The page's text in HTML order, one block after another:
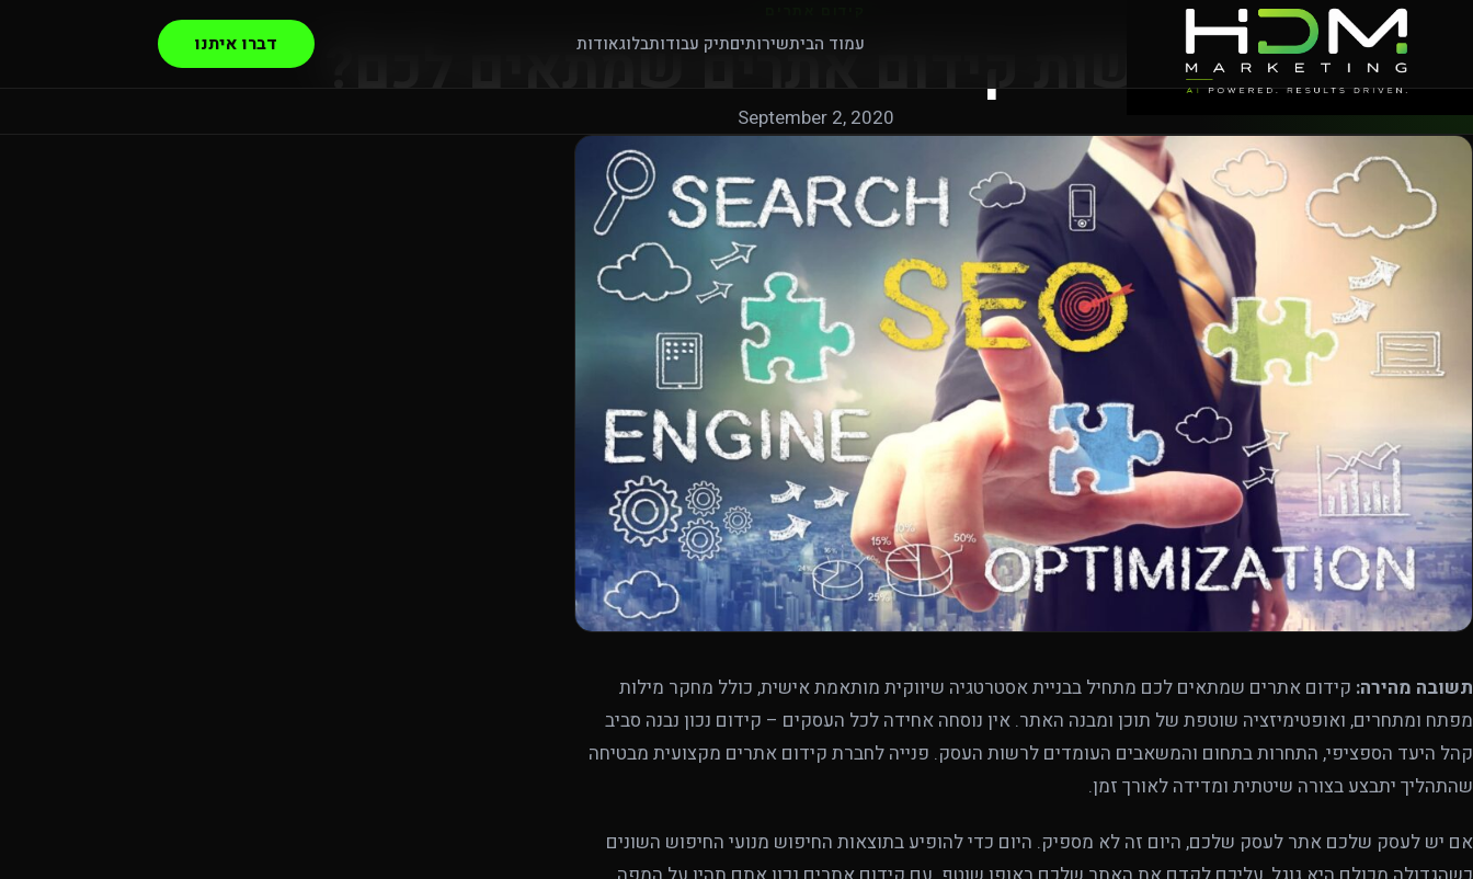
עמוד הביתשירותיםתיק עבודותבלוגאודות דברו איתנו איך לעשות קידום אתרים שמתאים לכם?
September 2, 2020
תשובה מהירה: קידום אתרים שמתאים לכם מתחיל בבניית אסטרטגיה שיווקית מותאמת אישית, כולל מחקר מילות
מפתח ומתחרים, ואופטימיזציה שוטפת של תוכן ומבנה האתר. אין נוסחה אחידה לכל העסקים – קידום נכון נבנה סביב
קהל היעד הספציפי, התחרות בתחום והמשאבים העומדים לרשות העסק. פנייה לחברת קידום אתרים מקצועית מבטיחה
שהתהליך יתבצע בצורה שיטתית ומדידה לאורך זמן.
אם יש לעסק שלכם אתר לעסק שלכם, היום זה לא מספיק. היום כדי להופיע בתוצאות החיפוש מנועי החיפוש השונים